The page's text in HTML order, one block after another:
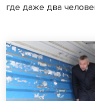
где даже два